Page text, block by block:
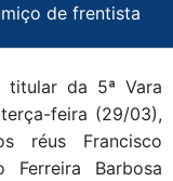
de frentista
titular da 5ª Vara
feira (29/03),
réus Francisco
Ferreira Barbosa